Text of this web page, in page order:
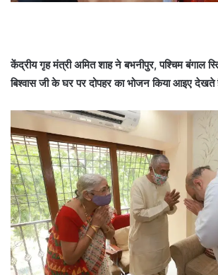
केंद्रीय गृह मंत्री अमित शाह ने बभनीपुर, पश्चिम बंगाल
बिश्वास जी के घर पर दोपहर का भोजन किया आइए देखते